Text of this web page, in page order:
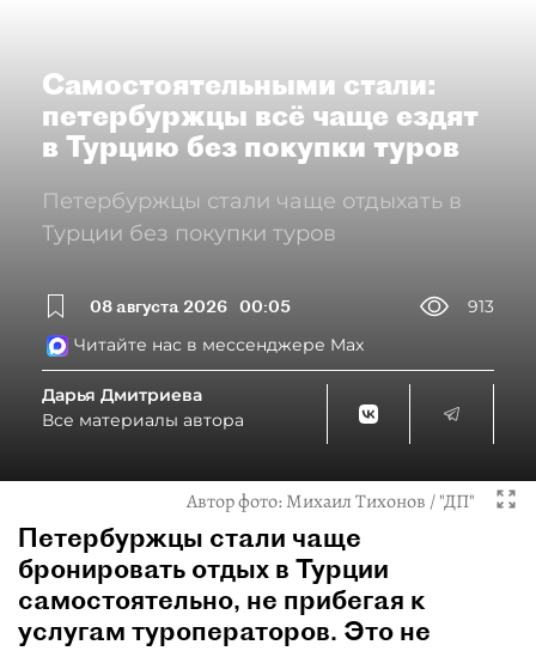
Самостоятельными стали:
петербуржцы всё чаще ездят
в Турцию без покупки туров
Петербуржцы стали чаще отдыхать в
Турции без покупки туров
08 августа 2026 00:05
913
Читайте нас в мессенджере Max
Дарья Дмитриева
Все материалы автора
Автор фото:Михаил Тихонов / "ДП"
Петербуржцы стали чаще
бронировать отдых в Турции
самостоятельно, не прибегая к
услугам туроператоров. Это не